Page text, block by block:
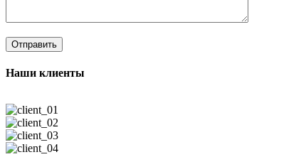
Наши клиенты